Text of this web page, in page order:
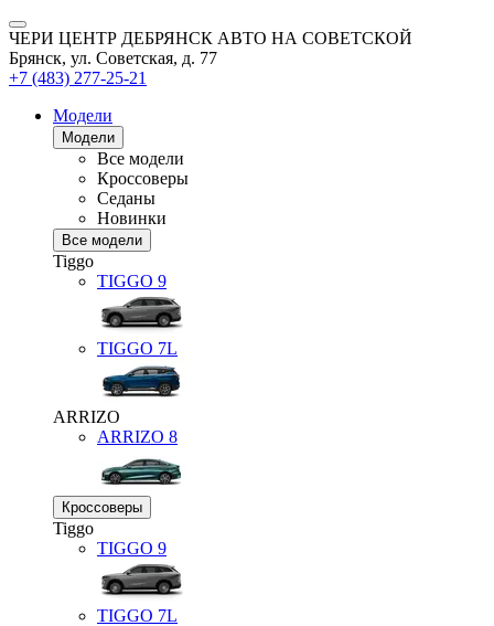
ЧЕРИ ЦЕНТР ДЕБРЯНСК АВТО НА СОВЕТСКОЙ
Брянск, ул. Советская, д. 77
+7 (483) 277-25-21
Модели
Модели
Все модели
Кроссоверы
Седаны
Новинки
Все модели
Tiggo
TIGGO 9
TIGGO 7L
ARRIZO
ARRIZO 8
Кроссоверы
Tiggo
TIGGO 9
TIGGO 7L